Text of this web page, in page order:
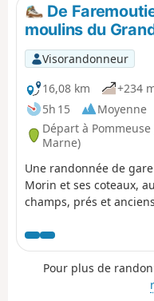
De
moulins du
Visorandonneur
16,08 km
+234
5h 15
Moyenne
Départ à Pommeuse
Marne)
Une randonnée de
Morin et ses coteaux,
champs, prés et
en nombre le long de la
Pour plus de